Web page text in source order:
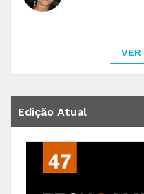
VER
Edição Atual